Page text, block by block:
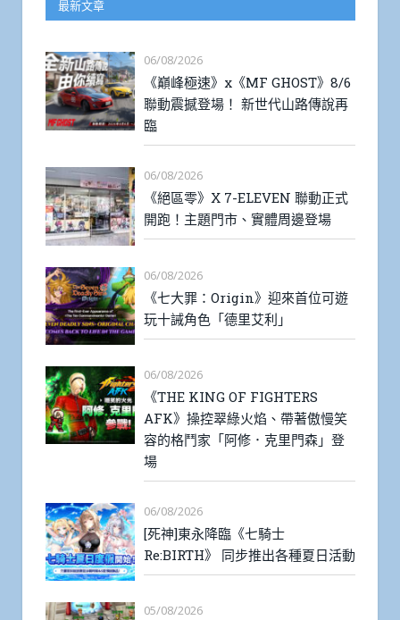
最新文章
06/08/2026
《巔峰極速》x《MF GHOST》8/6
聯動震撼登場！ 新世代山路傳說再
臨
06/08/2026
《絕區零》X 7-ELEVEN 聯動正式
開跑！主題門市、實體周邊登場
06/08/2026
《七大罪：Origin》迎來首位可遊
玩十誡角色「德里艾利」
06/08/2026
《THE KING OF FIGHTERS
AFK》操控翠綠火焰、帶著傲慢笑
容的格鬥家「阿修．克里門森」登
場
06/08/2026
[死神]東永降臨《七騎士
Re:BIRTH》 同步推出各種夏日活動
05/08/2026